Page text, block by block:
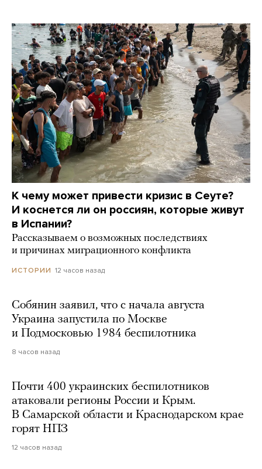
К чему может привести кризис в Сеуте?
И коснется ли он россиян, которые живут
в Испании?
Рассказываем о возможных последствиях
и причинах миграционного конфликта
ИСТОРИИ 12 часов назад
Собянин заявил, что с начала августа
Украина запустила по Москве
и Подмосковью 1984 беспилотника
8 часов назад
Почти 400 украинских беспилотников
атаковали регионы России и Крым.
В Самарской области и Краснодарском крае
горят НПЗ
12 часов назад